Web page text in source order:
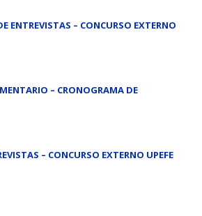
ENTREVISTAS – CONCURSO EXTERNO
– CRONOGRAMA DE
– CONCURSO EXTERNO UPEFE